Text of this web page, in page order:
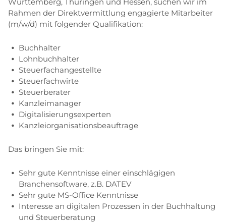
Württemberg, Thüringen und Hessen, suchen wir im
Rahmen der Direktvermittlung engagierte Mitarbeiter
(m/w/d) mit folgender Qualifikation:
Buchhalter
Lohnbuchhalter
Steuerfachangestellte
Steuerfachwirte
Steuerberater
Kanzleimanager
Digitalisierungsexperten
Kanzleiorganisationsbeauftrage
Das bringen Sie mit:
Sehr gute Kenntnisse einer einschlägigen
Branchensoftware, z.B. DATEV
Sehr gute MS-Office Kenntnisse
Interesse an digitalen Prozessen in der Buchhaltung
und Steuerberatung